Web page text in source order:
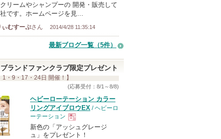
リームやシャンプーの 開発・販売して
です。ホームページを見…
ぃむすーぷさん 2014/4/28 11:35:14
最新ブログ一覧（5件）
ブランドファンクラブ限定プレゼント
1・9・17・24日 開催！】
(応募受付：8/1～8/8)
ヘビーローテーション カラー
リングアイブロウEX / ヘビーロ
ーテーション
現
新色の「アッシュグレージ
ュ」をプレゼント！